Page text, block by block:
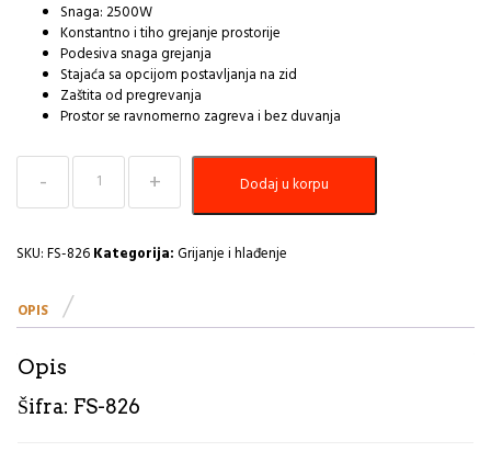
Snaga: 2500W
Konstantno i tiho grejanje prostorije
Podesiva snaga grejanja
Stajaća sa opcijom postavljanja na zid
Zaštita od pregrevanja
Prostor se ravnomerno zagreva i bez duvanja
Konvektor
panelna
grijalica
garancija
količina
Dodaj u korpu
SKU:FS-826Kategorija:Grijanje i hlađenje
OPIS
Opis
Šifra: FS-826